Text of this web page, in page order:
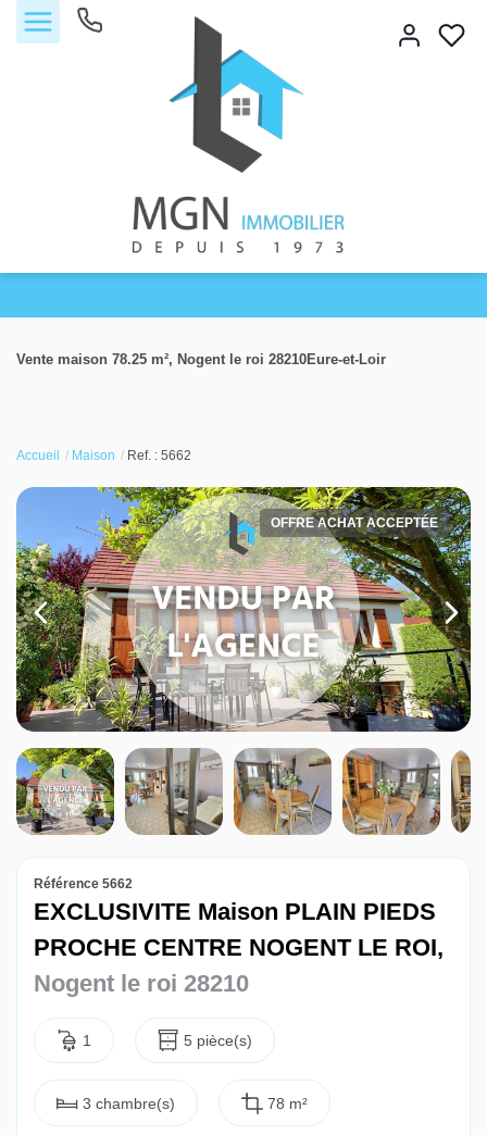
Vendre
Louer
Nos agences
Contact
Vente maison 78.25 m², Nogent le roi 28210Eure-et-Loir
Accueil Maison Ref. : 5662
OFFRE ACHAT ACCEPTÉE
Référence 5662
EXCLUSIVITE Maison PLAIN PIEDS
PROCHE CENTRE NOGENT LE ROI,
Nogent le roi 28210
1 5 pièce(s)
3 chambre(s) 78 m²